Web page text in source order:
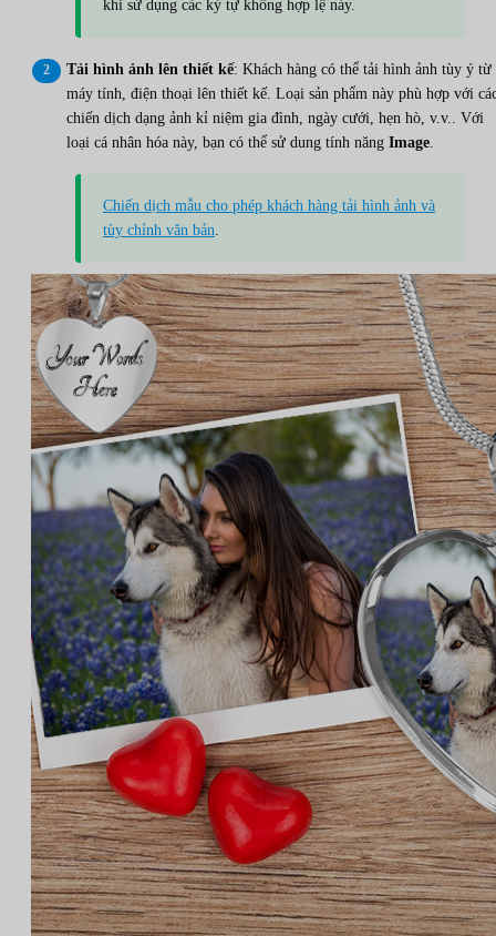
khi sử dụng các ký tự không hợp lệ này.
Tải hình ảnh lên thiết kế: Khách hàng có thể tải hình ảnh tùy ý từ
máy tính, điện thoại lên thiết kế. Loại sản phẩm này phù hợp với
chiến dịch dạng ảnh kỉ niệm gia đình, ngày cưới, hẹn hò, v.v.. Với
loại cá nhân hóa này, bạn có thể sử dung tính năng Image
Chiến dịch mẫu cho phép khách hàng tải hình ảnh và
tùy chỉnh văn bản.